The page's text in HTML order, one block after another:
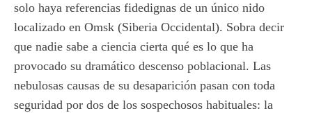
solo haya referencias fidedignas de un único nido
localizado en Omsk (Siberia Occidental). Sobra decir
que nadie sabe a ciencia cierta qué es lo que ha
provocado su dramático descenso poblacional. Las
nebulosas causas de su desaparición pasan con toda
seguridad por dos de los sospechosos habituales: la